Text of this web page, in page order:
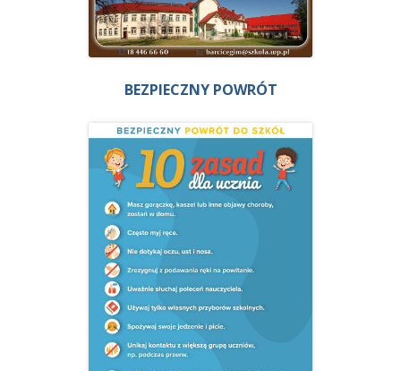
BEZPIECZNY POWRÓT